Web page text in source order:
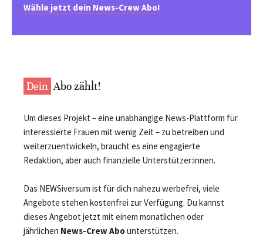
Wähle jetzt dein News-Crew Abo!
Dein Abo zählt!
Um dieses Projekt – eine unabhängige News-Plattform für
interessierte Frauen mit wenig Zeit – zu betreiben und
weiterzuentwickeln, braucht es eine engagierte
Redaktion, aber auch finanzielle Unterstützer:innen.
Das NEWSiversum ist für dich nahezu werbefrei, viele
Angebote stehen kostenfrei zur Verfügung. Du kannst
dieses Angebot jetzt mit einem monatlichen oder
jährlichen News-Crew Abounterstützen.